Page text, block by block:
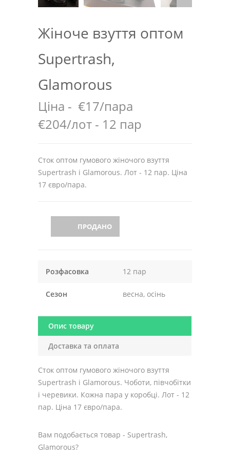
Жіноче взуття оптом
Supertrash,
Glamorous
Ціна - €17/пара
€204/лот - 12 пар
Сток оптом гумового жіночого взуття
Supertrash і Glamorous. Лот - 12 пар. Ціна
17 євро/пара.
ПРОДАНО
Розфасовка 12 пар
Сезон весна, осінь
Опис товару
Доставка та оплата
Сток оптом гумового жіночого взуття
Supertrash і Glamorous. Чоботи, півчобітки
і черевики. Кожна пара у коробці. Лот - 12
пар. Ціна 17 євро/пара.
Вам подобається товар - Supertrash,
Glamorous?